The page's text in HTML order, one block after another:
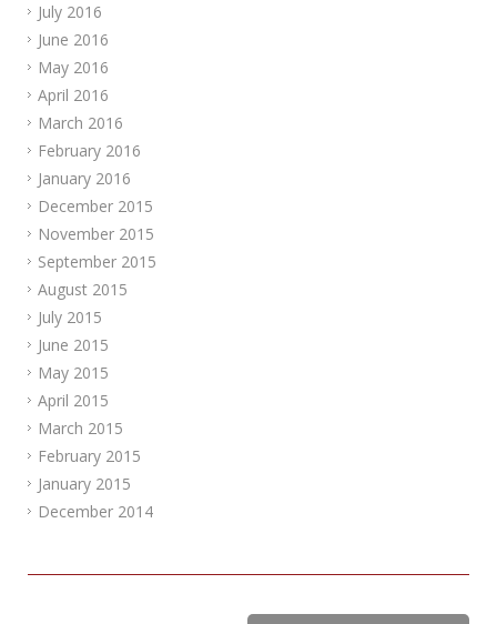
July 2016
June 2016
May 2016
April 2016
March 2016
February 2016
January 2016
December 2015
November 2015
September 2015
August 2015
July 2015
June 2015
May 2015
April 2015
March 2015
February 2015
January 2015
December 2014